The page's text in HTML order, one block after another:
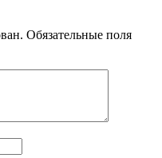
Обязательные поля